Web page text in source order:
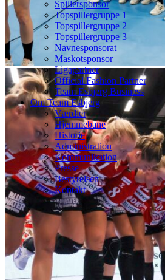
Spillersponsor
Topspillergruppe 1
Topspillergruppe 2
Topspillergruppe 3
Navnesponsorat
Maskotsponsor
Ligapartner
Official Fashion Partner
Team Esbjerg Business
Om Team Esbjerg
Værdier
Hjemmebane
Historie
Administration
Kommunikation
Presse
Bestyrelsen
Kontakt